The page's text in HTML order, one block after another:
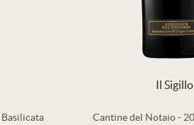
Basilicata
Il Sigillo
Cantine del Notaio -